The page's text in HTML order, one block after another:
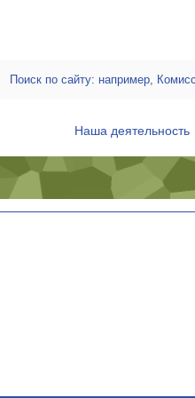
Наша деятельность